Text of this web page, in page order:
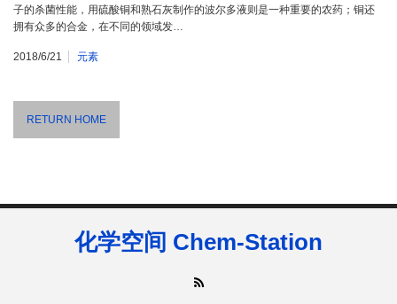
子的杀菌性能，用硫酸铜和熟石灰制作的波尔多液则是一种重要的农药；铜还
拥有众多的合金，在不同的领域发…
2018/6/21 元素
RETURN HOME
化学空间 Chem-Station